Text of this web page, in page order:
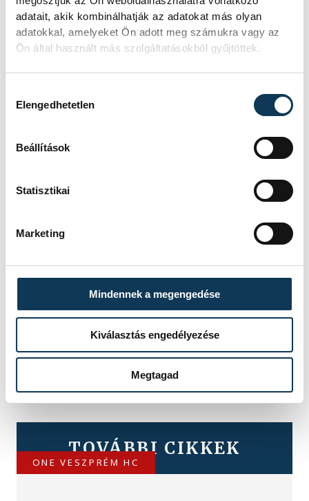
adatait, akik kombinálhatják az adatokat más olyan
adatokkal, amelyeket Ön adott meg számukra vagy az
Ön által használt más szolgáltatásokból gyűjtöttek.
Elengedhetetlen
Beállítások
Statisztikai
Marketing
Mindennek a megengedése
Kiválasztás engedélyezése
Megtagad
TOVÁBBI CIKKEK
ONE VESZPRÉM HC